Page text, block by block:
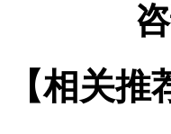
【相关推